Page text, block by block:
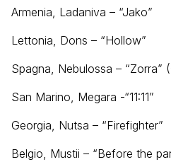
Armenia, Ladaniva – “Jako”
Lettonia, Dons – “Hollow”
Spagna, Nebulossa – “Zorra”
San Marino, Megara -“11:11”
Georgia, Nutsa – “Firefighter”
Belgio, Mustii – “Before the